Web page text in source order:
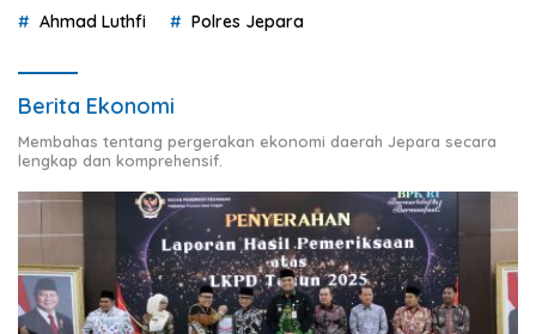
Ahmad Luthfi Polres Jepara
Berita Ekonomi
Membahas tentang pergerakan ekonomi daerah Jepara secara
lengkap dan komprehensif.